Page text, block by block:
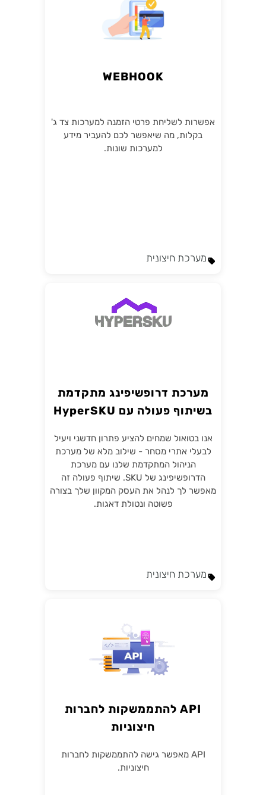
WEBHOOK
אפשרות לשליחת פרטי הזמנה למערכות צד ג'
בקלות, מה שיאפשר לכם להעביר מידע
למערכות שונות.
מערכת חיצונית
מערכת דרופשיפינג מתקדמת
בשיתוף פעולה עם HyperSKU
אנו בטואול שמחים להציע פתרון חדשני ויעיל
לבעלי אתרי מסחר - שילוב מלא של מערכת
הניהול המתקדמת שלנו עם מערכת
הדרופשיפינג של SKU. שיתוף פעולה זה
מאפשר לך לנהל את העסק המקוון שלך בצורה
פשוטה ונטולת דאגות.
מערכת חיצונית
API להתממשקות לחברות
חיצוניות
API מאפשר גישה להתממשקות לחברות
חיצוניות.